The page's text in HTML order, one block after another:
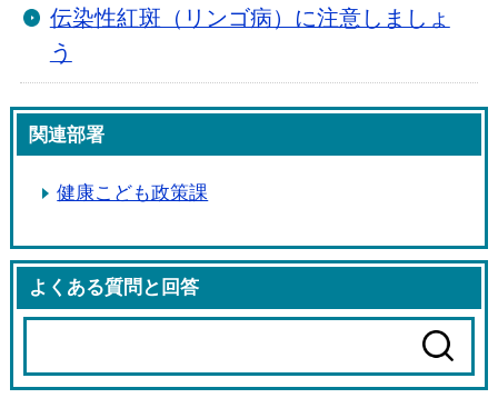
伝染性紅斑（リンゴ病）に注意しましょ
う
関連部署
健康こども政策課
よくある質問と回答